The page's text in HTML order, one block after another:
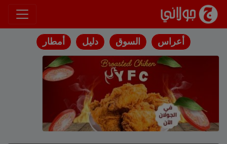
انتقل إلى المحتوى
أعراس السوق دليل أمطار